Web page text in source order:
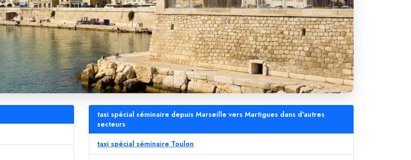
taxi spécial séminaire depuis Marseille vers Martigues dans d'autres
secteurs
taxi spécial séminaire Toulon